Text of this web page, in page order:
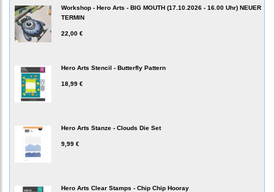
Workshop - Hero Arts - BIG MOUTH (17.10.2026 - 16.00 Uhr) NEUER
TERMIN
22,00 €
Hero Arts Stencil - Butterfly Pattern
18,99 €
Hero Arts Stanze - Clouds Die Set
9,99 €
Hero Arts Clear Stamps - Chip Chip Hooray